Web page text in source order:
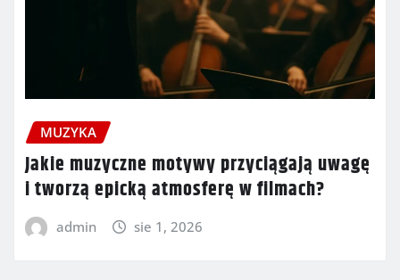
MUZYKA
Jakie muzyczne motywy przyciągają uwagę
i tworzą epicką atmosferę w filmach?
admin sie 1, 2026